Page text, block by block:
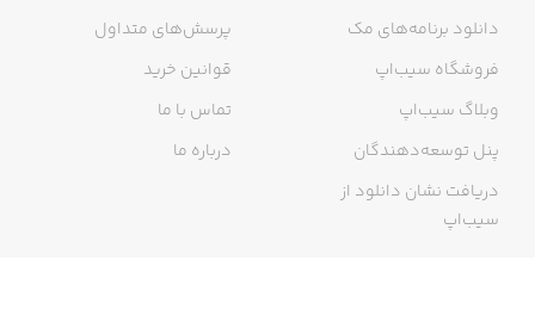
ما رو در شبکه های اجتماعی دنبال کنید:
فروشگاه اینستاگرامی فیزا (instagram.com/fiza.butik)
فروشگاه اینستاگرامی زنانه (instagram.com/fiza.women)
دانلود برنامه‌های مک
فروشگاه سیب‌اپ
وبلاگ سیب‌اپ
پنل توسعه‌دهندگان
دریافت نشان دانلود از
سیب‌اپ
پرسش‌های متداول
قوانین خرید
تماس با ما
درباره ما